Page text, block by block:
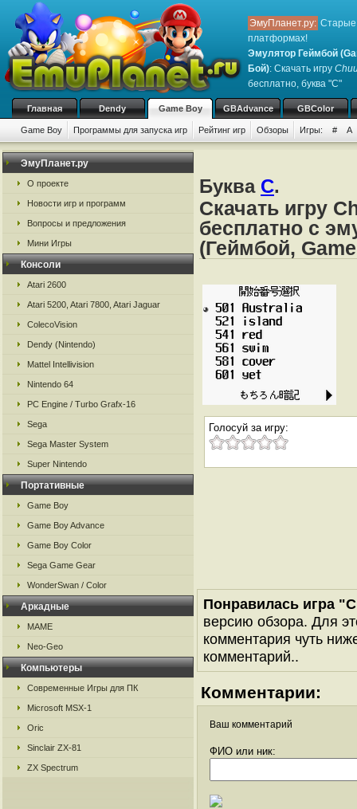
ЭмуПланет.ру: Старые
платформах!
Эмулятор Геймбой
Бой): Скачать игру
бесплатно, буква "C"
Главная Dendy Game Boy GBAdvance GBColor
Game Boy Программы для запуска игр Рейтинг игр Обзоры Игры: # A
ЭмуПланет.ру
О проекте
Новости игр и программ
Вопросы и предложения
Мини Игры
Консоли
Atari 2600
Atari 5200, Atari 7800, Atari Jaguar
ColecoVision
Dendy (Nintendo)
Mattel Intellivision
Nintendo 64
PC Engine / Turbo Grafx-16
Sega
Sega Master System
Super Nintendo
Портативные
Game Boy
Game Boy Advance
Game Boy Color
Sega Game Gear
WonderSwan / Color
Аркадные
MAME
Neo-Geo
Компьютеры
Современные Игры для ПК
Microsoft MSX-1
Oric
Sinclair ZX-81
ZX Spectrum
Буква C.
Скачать игру
бесплатно с
(Геймбой,
Голосуй за игру:
Понравилась игра
версию обзора. Для
комментария чуть
комментарий..
Комментарии:
Ваш комментарий
ФИО или ник: